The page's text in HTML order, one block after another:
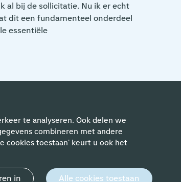
te analyseren. Ook delen we
combineren met andere
cookies toestaan' keurt u ook het
in Alle cookies toestaan
al bij de sollicitatie. Nu ik er echt
dit een fundamenteel onderdeel
essentiële